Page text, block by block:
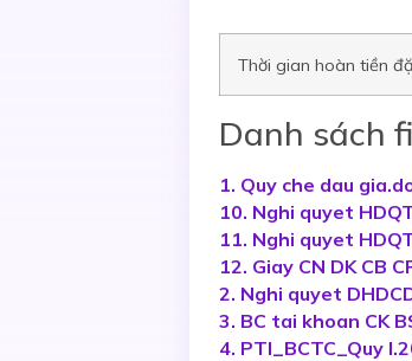
Thời gian hoàn tiền
Danh sách
1. Quy che dau
10. Nghi quyet
11. Nghi quyet
12. Giay CN DK CB
2. Nghi quyet
3. BC tai khoan CK
4. PTI_BCTC_Quy